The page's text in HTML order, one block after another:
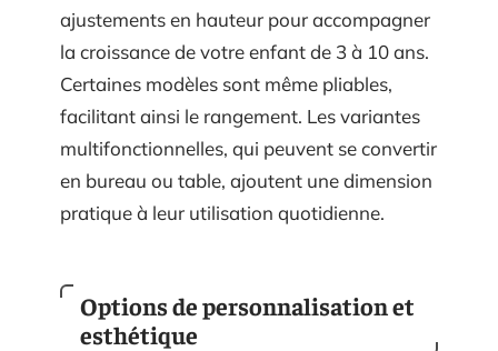
ajustements en hauteur pour accompagner
la croissance de votre enfant de 3 à 10 ans.
Certaines modèles sont même pliables,
facilitant ainsi le rangement. Les variantes
multifonctionnelles, qui peuvent se convertir
en bureau ou table, ajoutent une dimension
pratique à leur utilisation quotidienne.
Options de personnalisation et
esthétique